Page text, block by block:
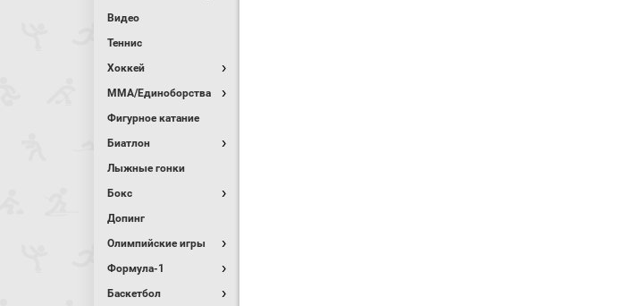
Видео
Теннис
Хоккей
MMA/Единоборства
Фигурное катание
Биатлон
Лыжные гонки
Бокс
Допинг
Олимпийские игры
Формула-1
Баскетбол